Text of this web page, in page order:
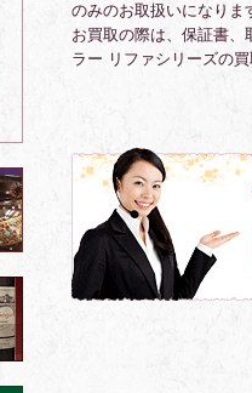
のみのお取扱いになりま
お買取の際は、保証書
ラー リファシリーズの